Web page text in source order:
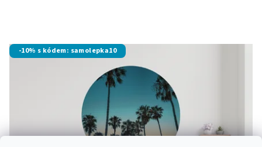
-10% s kódem: samolepka10